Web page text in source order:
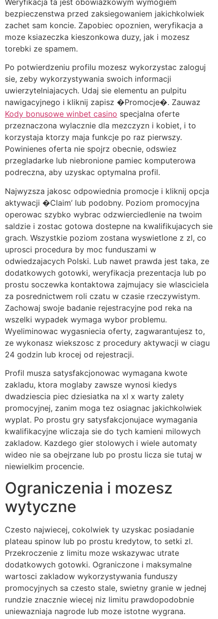
bezpieczenstwa przed zaksiegowaniem jakichkolwiek
zachet sam koncie. Zapobiec opoznien, weryfikacja a
moze ksiazeczka kieszonkowa duzy, jak i mozesz
torebki ze spamem.
Po potwierdzeniu profilu mozesz wykorzystac zaloguj
sie, zeby wykorzystywania swoich informacji
uwierzytelniajacych. Udaj sie elementu an pulpitu
nawigacyjnego i kliknij zapisz �Promocje�. Zauwaz
Kody bonusowe winbet casino specjalna oferte
przeznaczona wylacznie dla mezczyzn i kobiet, i to
korzystaja ktorzy maja funkcje po raz pierwszy.
Powinienes oferta nie spojrz obecnie, odswiez
przegladarke lub niebronione pamiec komputerowa
podreczna, aby uzyskac optymalna profil.
Najwyzsza jakosc odpowiednia promocje i kliknij opcja
aktywacji �Claim’ lub podobny. Poziom promocyjna
operowac szybko wybrac odzwierciedlenie na twoim
saldzie i zostac gotowa dostepne na kwalifikujacych sie
grach. Wszystkie poziom zostana wyswietlone z zl, co
uprosci procedura by moc funduszami w
odwiedzajacych Polski. Lub nawet prawda jest taka, ze
dodatkowych gotowki, weryfikacja prezentacja lub po
prostu soczewka kontaktowa zajmujacy sie wlasciciela
za posrednictwem roli czatu w czasie rzeczywistym.
Zachowaj swoje badanie rejestracyjne pod reka na
wszelki wypadek wymaga wybor problemu.
Wyeliminowac wygasniecia oferty, zagwarantujesz to,
ze wykonasz wiekszosc z procedury aktywacji w ciagu
24 godzin lub krocej od rejestracji.
Profil musza satysfakcjonowac wymagana kwote
zakladu, ktora moglaby zawsze wynosi kiedys
dwadziescia piec dziesiatka na xl x warty zalety
promocyjnej, zanim moga tez osiagnac jakichkolwiek
wyplat. Po prostu gry satysfakcjonujace wymagania
kwalifikacyjne wliczaja sie do tych kamieni milowych
zakladow. Kazdego gier stolowych i wiele automaty
wideo nie sa obejrzane lub po prostu licza sie tutaj w
niewielkim procencie.
Ograniczenia i mozesz
wytyczne
Czesto najwiecej, cokolwiek ty uzyskac posiadanie
plateau spinow lub po prostu kredytow, to setki zl.
Przekroczenie z limitu moze wskazywac utrate
dodatkowych gotowki. Ograniczone i maksymalne
wartosci zakladow wykorzystywania funduszy
promocyjnych sa czesto stale, swietny granie w jednej
rundzie znacznie wiecej niz limitu prawdopodobnie
uniewazniaja nagrode lub moze istotne wygrana.